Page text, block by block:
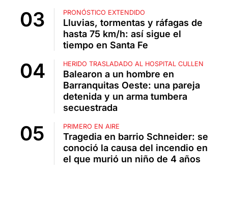
PRONÓSTICO EXTENDIDO
Lluvias, tormentas y ráfagas de
hasta 75 km/h: así sigue el
tiempo en Santa Fe
HERIDO TRASLADADO AL HOSPITAL CULLEN
Balearon a un hombre en
Barranquitas Oeste: una pareja
detenida y un arma tumbera
secuestrada
PRIMERO EN AIRE
Tragedia en barrio Schneider: se
conoció la causa del incendio en
el que murió un niño de 4 años